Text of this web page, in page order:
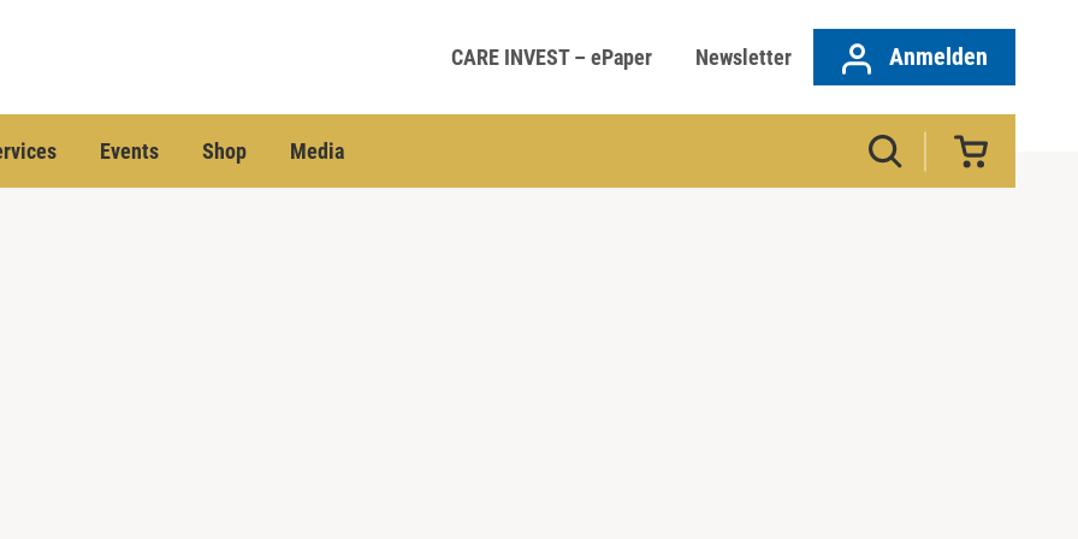
CARE INVEST – ePaper Newsletter Anmelden
Events Shop Media